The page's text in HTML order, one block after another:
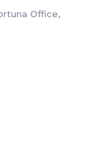
Office,